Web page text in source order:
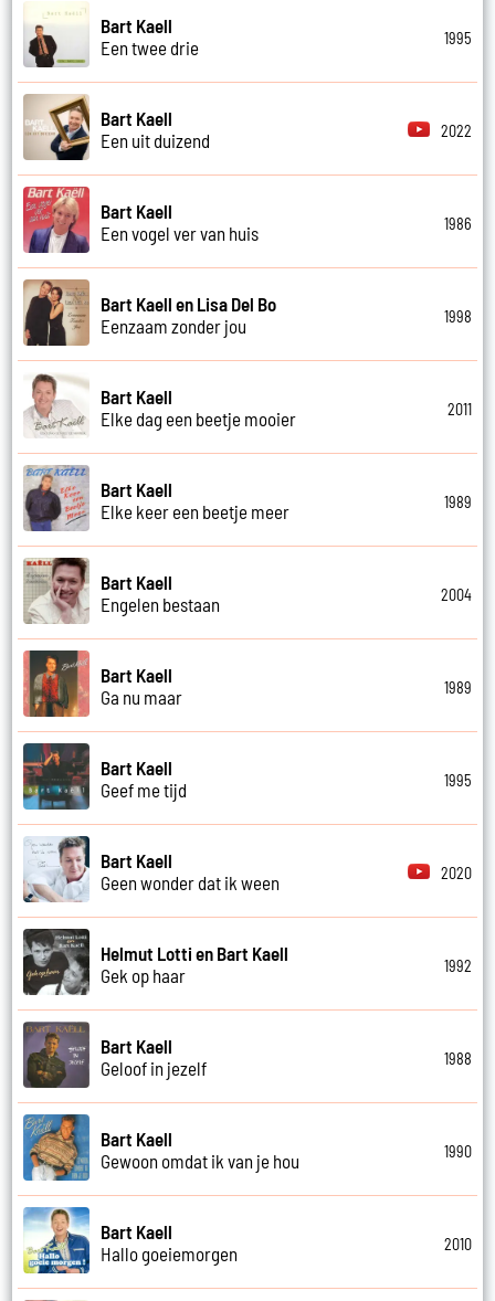
Bart Kaell
Een twee drie
1995
Bart Kaell
Een uit duizend
2022
Bart Kaell
Een vogel ver van huis
1986
Bart Kaell en Lisa Del Bo
Eenzaam zonder jou
1998
Bart Kaell
Elke dag een beetje mooier
2011
Bart Kaell
Elke keer een beetje meer
1989
Bart Kaell
Engelen bestaan
2004
Bart Kaell
Ga nu maar
1989
Bart Kaell
Geef me tijd
1995
Bart Kaell
Geen wonder dat ik ween
2020
Helmut Lotti en Bart Kaell
Gek op haar
1992
Bart Kaell
Geloof in jezelf
1988
Bart Kaell
Gewoon omdat ik van je hou
1990
Bart Kaell
Hallo goeiemorgen
2010